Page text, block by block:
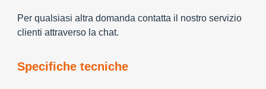
Per qualsiasi altra domanda contatta il nostro servizio
clienti attraverso la chat.
Specifiche tecniche